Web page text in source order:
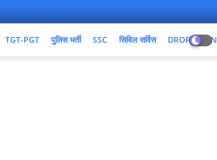
TGT-PGT पुलिस भर्ती SSC सिविल सर्विस DROPDOWN